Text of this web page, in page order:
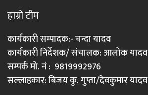
हाम्रो टीम
कार्यकारी सम्पादक:- चन्दा यादव
कार्यकारी निर्देशक/ संचालक: आलोक यादव
सम्पर्क मो. नं : 9819992976
सल्लाहकार: बिजय कु. गुप्ता/देवकुमार यादव